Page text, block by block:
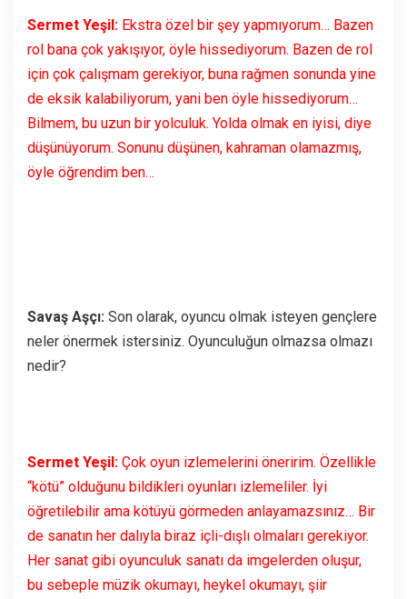
Sermet Yeşil: Ekstra özel bir şey yapmıyorum… Bazen
rol bana çok yakışıyor, öyle hissediyorum. Bazen de rol
için çok çalışmam gerekiyor, buna rağmen sonunda yine
de eksik kalabiliyorum, yani ben öyle hissediyorum…
Bilmem, bu uzun bir yolculuk. Yolda olmak en iyisi, diye
düşünüyorum. Sonunu düşünen, kahraman olamazmış,
öyle öğrendim ben…
Savaş Aşçı: Son olarak, oyuncu olmak isteyen gençlere
neler önermek istersiniz. Oyunculuğun olmazsa olmazı
nedir?
Sermet Yeşil: Çok oyun izlemelerini öneririm. Özellikle
“kötü” olduğunu bildikleri oyunları izlemeliler. İyi
öğretilebilir ama kötüyü görmeden anlayamazsınız… Bir
de sanatın her dalıyla biraz içli-dışlı olmaları gerekiyor.
Her sanat gibi oyunculuk sanatı da imgelerden oluşur,
bu sebeple müzik okumayı, heykel okumayı, şiir